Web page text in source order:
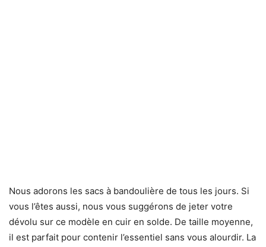
Nous adorons les sacs à bandoulière de tous les jours. Si
vous l’êtes aussi, nous vous suggérons de jeter votre
dévolu sur ce modèle en cuir en solde. De taille moyenne,
il est parfait pour contenir l’essentiel sans vous alourdir. La